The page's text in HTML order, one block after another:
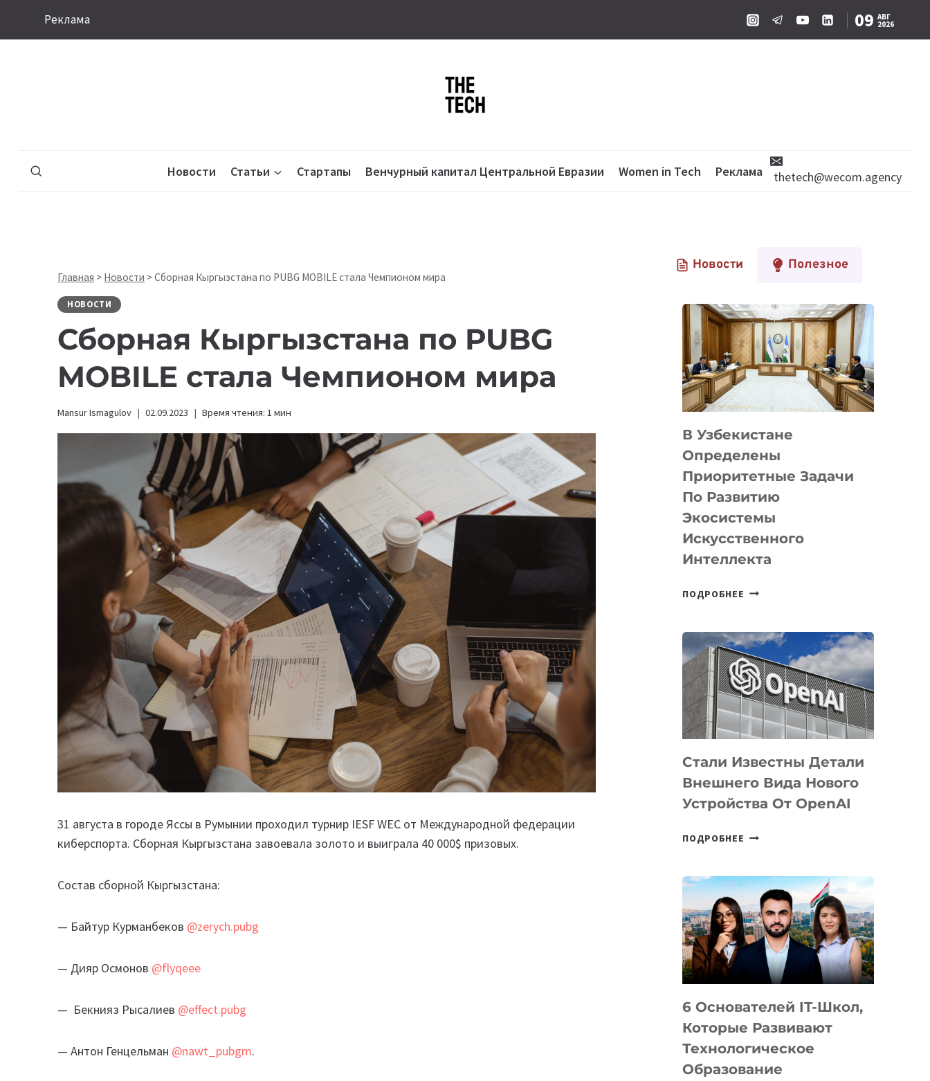
Реклама 09 АВГ
2026
Новости Статьи Стартапы Венчурный капитал Центральной Евразии Women in Tech Реклама thetech@wecom.agency
Главная > Новости >Сборная Кыргызстана по PUBG MOBILE стала Чемпионом мира
НОВОСТИ
Сборная Кыргызстана по PUBG
MOBILE стала Чемпионом мира
Mansur Ismagulov 02.09.2023 Время чтения: 1 мин
31 августа в городе Яссы в Румынии проходил турнир IESF WEC от Международной федерации
киберспорта. Сборная Кыргызстана завоевала золото и выиграла 40 000$ призовых.
Состав сборной Кыргызстана:
— Байтур Курманбеков @zerych.pubg
— Дияр Осмонов @flyqeee
— Бекнияз Рысалиев @effect.pubg
— Антон Генцельман @nawt_pubgm.
Новости Полезное
В Узбекистане
Определены
Приоритетные Задачи
По Развитию
Экосистемы
Искусственного
Интеллекта
ПОДРОБНЕЕ В
ПРИОРИТЕТНЫЕ
ЗАДАЧИ
ПО
РАЗВИТИЮ
ЭКОСИСТЕМЫ
ИСКУССТВЕННОГО
Стали Известны Детали
Внешнего Вида Нового
Устройства От OpenAI
ПОДРОБНЕЕ СТАЛИ
ВНЕШНЕГО
ВИДА
НОВОГО
УСТРОЙСТВА
OPENAI
6 Основателей IT-Школ,
Которые Развивают
Технологическое
Образование